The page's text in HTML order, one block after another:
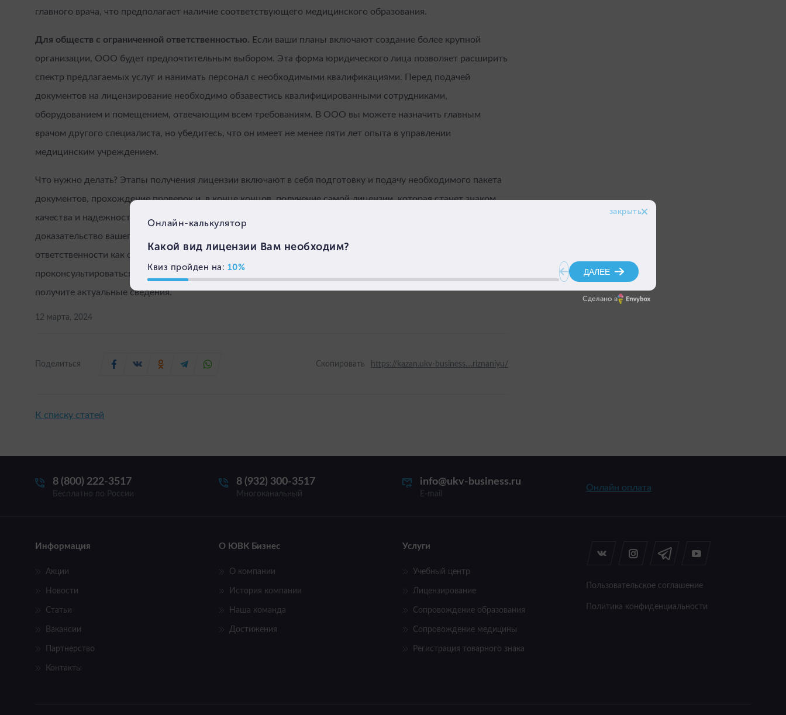
главного врача, что предполагает наличие соответствующего медицинского образования.
Для обществ с ограниченной ответственностью. Если ваши планы включают создание более крупной
организации, ООО будет предпочтительным выбором. Эта форма юридического лица позволяет расширить
спектр предлагаемых услуг и нанимать персонал с необходимыми квалификациями. Перед подачей
документов на лицензирование необходимо обзавестись квалифицированными сотрудниками,
оборудованием и помещением, отвечающим всем требованиям. В ООО вы можете назначить главным
врачом другого специалиста, но убедитесь, что он имеет не менее пяти лет опыта в управлении
медицинским учреждением.
Что нужно делать? Этапы получения лицензии включают в себя подготовку и подачу необходимого пакета
документов, прохождение проверок и, в конце концов, получение самой лицензии, которая станет знаком
качества и надежности для ваших клиентов. Ваша лицензия не просто юридический документ — это
доказательство вашего профессионализма, заботы о здоровье и безопасности клиентов, а также вашей
ответственности как специалиста в области косметологии. Если вы затрудняетесь, лучше
проконсультироваться с министерством здравоохранения вашего региона – избежите проблем с законом и
получите актуальные сведения.
12 марта, 2024
Поделиться Скопировать https://kazan.ukv-business....riznaniyu/
К списку статей
8 (800) 222-3517
Бесплатно по России
8 (932) 300-3517
Многоканальный
info@ukv-business.ru
E-mail
Онлайн оплата
Информация
Акции
Новости
Статьи
Вакансии
Партнерство
Контакты
О ЮВК Бизнес
О компании
История компании
Наша команда
Достижения
Услуги
Учебный центр
Лицензирование
Сопровождение образования
Сопровождение медицины
Регистрация товарного знака
Пользовательское соглашение
Политика конфиденциальности
Сделано в